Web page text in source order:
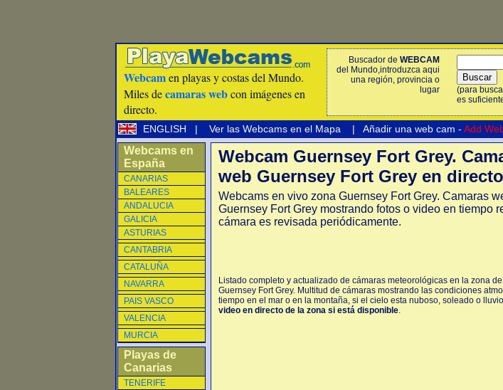
Webcamen playas y costas del Mundo.
Miles decamaras webcon imágenes en
directo.
Buscador de WEBCAM
del Mundo,introduzca aqui
una región, provincia o
lugar
(para
es
ENGLISH | Ver las Webcams en el Mapa | Añadir una web cam - Add
Webcams en
España
CANARIAS
BALEARES
ANDALUCIA
GALICIA
ASTURIAS
CANTABRIA
CATALUÑA
NAVARRA
PAIS VASCO
VALENCIA
MURCIA
Playas de
Canarias
TENERIFE
Webcam Guernsey Fort Grey.
web Guernsey Fort Grey en directo
Webcams en vivo zona Guernsey Fort Grey. Camaras
Guernsey Fort Grey mostrando fotos o video en tiempo
cámara es revisada periódicamente.
Listado completo y actualizado de cámaras meteorológicas en la zona
Guernsey Fort Grey. Multitud de cámaras mostrando las condiciones
tiempo en el mar o en la montaña, si el cielo esta nuboso, soleado o
video en directo de la zona si está disponible.